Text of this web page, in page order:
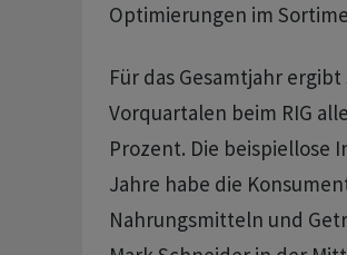
Optimierungen im
Für das Gesamtjahr
Vorquartalen beim RIG
Prozent. Die beispiellose
Jahre habe die
Nahrungsmitteln und